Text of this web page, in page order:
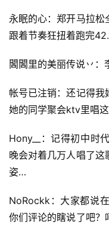
永眠的心：郑开马拉松
跟着节奏狂扭着跑完
閪閪里的美丽传说丷：
帐号已注销：还记得我
她的同学聚会ktv里唱这
Hony__：记得初中时
晚会对着几万人唱了
姿…
NoRockk：大家都说
你们评论的瞎说了吧？